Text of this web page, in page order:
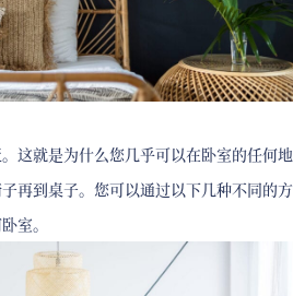
这就是为什么您几乎可以在卧室的任何地
再到桌子。您可以通过以下几种不同的方
室。